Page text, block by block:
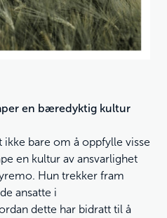
en bæredyktig kultur
bare om å oppfylle visse
en kultur av ansvarlighet
Hun trekker fram
ansatte i
dette har bidratt til å